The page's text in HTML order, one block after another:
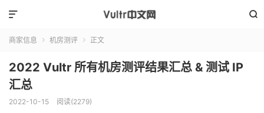


商家信息  机房测评  正文
2022 Vultr 所有机房测评结果汇总 & 测试 IP
汇总
2022-10-15 阅读(2279)